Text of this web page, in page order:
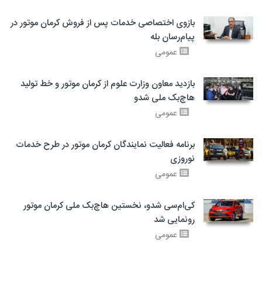
بازوی اختصاصی خدمات پس از فروش کرمان موتور در
پیام‌رسان بله
عمومی
بازدید معاون وزارت علوم از کرمان موتور و خط تولید
هاچ‌بک ملی شدو
عمومی
برنامه فعالیت نمایندگان کرمان موتور در طرح خدمات
نوروزی
عمومی
کی‌ام‌سی شدو، نخستین هاچ‌بک ملی کرمان موتور
رونمایی شد
عمومی